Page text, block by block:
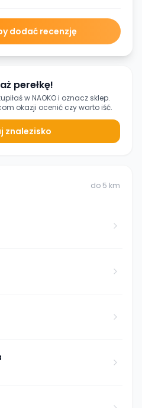
dodać recenzję
perełkę!
wNAOKOi oznacz sklep.
okazji ocenić czy warto iść.
znalezisko
do 5 km